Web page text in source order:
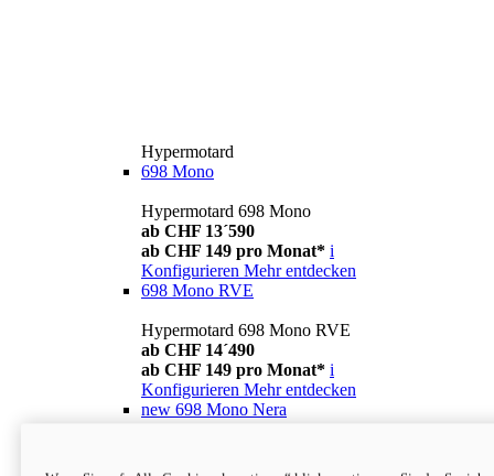
Hypermotard
698 Mono
Hypermotard 698 Mono
ab CHF 13´590
ab CHF 149 pro Monat* i
Konfigurieren Mehr entdecken
698 Mono RVE
Hypermotard 698 Mono RVE
ab CHF 14´490
ab CHF 149 pro Monat* i
Konfigurieren Mehr entdecken
new 698 Mono Nera
ab CHF 13´990